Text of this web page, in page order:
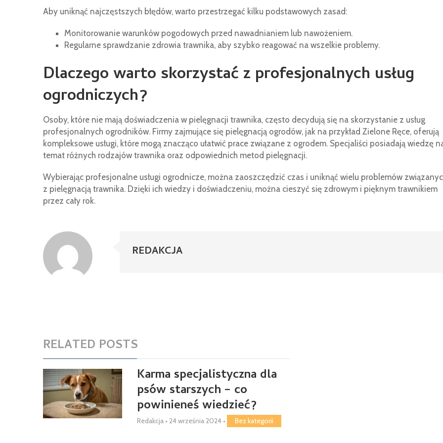
Aby uniknąć najczęstszych błędów, warto przestrzegać kilku podstawowych zasad:
Monitorowanie warunków pogodowych przed nawadnianiem lub nawożeniem.
Regularne sprawdzanie zdrowia trawnika, aby szybko reagować na wszelkie problemy.
Dlaczego warto skorzystać z profesjonalnych usług
ogrodniczych?
Osoby, które nie mają doświadczenia w pielęgnacji trawnika, często decydują się na skorzystanie z usług
profesjonalnych ogrodników. Firmy zajmujące się pielęgnacją ogrodów, jak na przykład Zielone Ręce, oferują
kompleksowe usługi, które mogą znacząco ułatwić prace związane z ogrodem. Specjaliści posiadają wiedzę
temat różnych rodzajów trawnika oraz odpowiednich metod pielęgnacji.
Wybierając profesjonalne usługi ogrodnicze, można zaoszczędzić czas i uniknąć wielu problemów
z pielęgnacją trawnika. Dzięki ich wiedzy i doświadczeniu, można cieszyć się zdrowym i pięknym trawnikiem
przez cały rok.
REDAKCJA
RELATED POSTS
Karma specjalistyczna dla
psów starszych – co
powinieneś wiedzieć?
Redakcja • 24 września 2024• Bez kategorii